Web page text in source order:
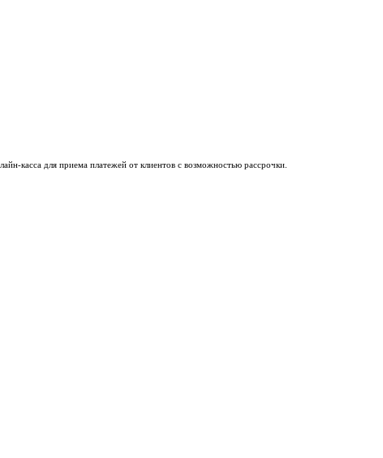
касса для приема платежей от клиентов с возможностью рассрочки.